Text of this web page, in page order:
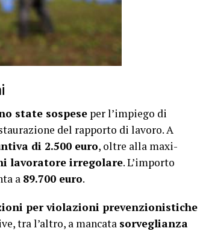
state sospese per l’impiego di
del rapporto di lavoro. A
di 2.500 euro, oltre alla maxi-
lavoratore irregolare. L’importo
a 89.700 euro.
per violazioni prevenzionistiche
tra l’altro, a mancata sorveglianza